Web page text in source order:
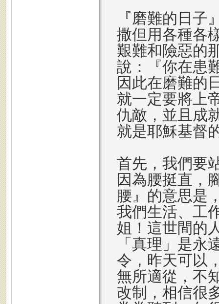
『磨難的日子
撒但用各種各
艱難和險惡的
說：『你在患
因此在磨難的
就一定要將上
仇敵，並且成
就是耶穌基督
首先，我們要
因為腰挺直，
腰』的意思是
我們生活、工
姐！這世間的
「真理」是永
令，昨天可以
無所適從，不
改制，相信很